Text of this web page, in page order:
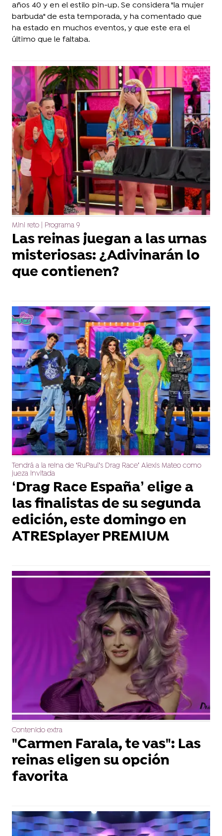
años 40 y en el estilo pin-up. Se considera "la mujer
barbuda" de esta temporada, y ha comentado que
ha estado en muchos eventos, y que este era el
último que le faltaba.
Mini reto | Programa 9
Las reinas juegan a las urnas
misteriosas: ¿Adivinarán lo
que contienen?
Tendrá a la reina de ‘RuPaul’s Drag Race’ Alexis Mateo como
jueza invitada
‘Drag Race España’ elige a
las finalistas de su segunda
edición, este domingo en
ATRESplayer PREMIUM
Contenido extra
"Carmen Farala, te vas": Las
reinas eligen su opción
favorita